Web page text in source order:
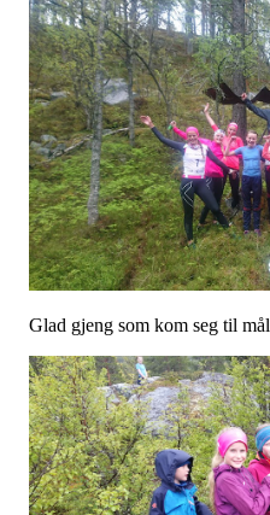
Glad gjeng som kom seg til mål